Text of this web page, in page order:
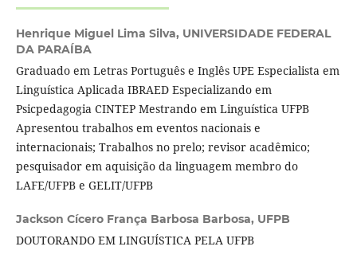
Henrique Miguel Lima Silva, UNIVERSIDADE FEDERAL
DA PARAÍBA
Graduado em Letras Português e Inglês UPE Especialista em
Linguística Aplicada IBRAED Especializando em
Psicpedagogia CINTEP Mestrando em Linguística UFPB
Apresentou trabalhos em eventos nacionais e
internacionais; Trabalhos no prelo; revisor acadêmico;
pesquisador em aquisição da linguagem membro do
LAFE/UFPB e GELIT/UFPB
Jackson Cícero França Barbosa Barbosa, UFPB
DOUTORANDO EM LINGUÍSTICA PELA UFPB